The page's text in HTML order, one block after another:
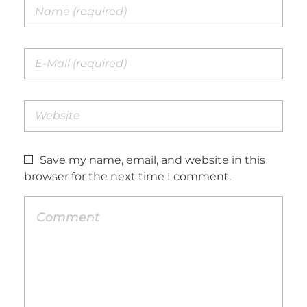
Save my name, email, and website in this
browser for the next time I comment.